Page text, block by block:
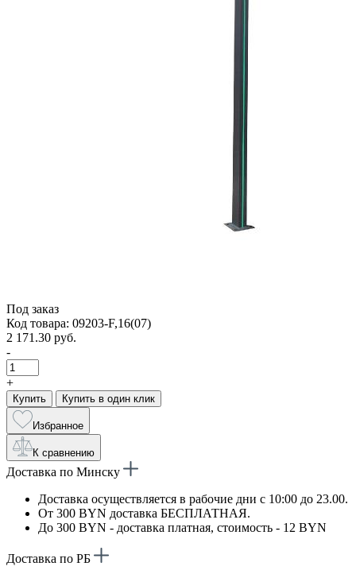
Под заказ
Код товара: 09203-F,16(07)
2 171.30 руб.
-
+
Купить Купить в один клик
Избранное
К сравнению
Доставка по Минску
Доставка осуществляется в рабочие дни с 10:00 до 23.00.
От 300 BYN доставка БЕСПЛАТНАЯ.
До 300 BYN - доставка платная, стоимость - 12 BYN
Доставка по РБ